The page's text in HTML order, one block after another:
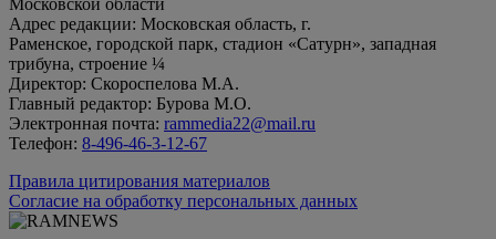
Адрес редакции: Московская область, г.
Раменское, городской парк, стадион «Сатурн», западная
трибуна, строение ¼
Директор: Скороспелова М.А.
Главный редактор: Бурова М.О.
Электронная почта: rammedia22@mail.ru
Телефон: 8-496-46-3-12-67
Правила цитирования материалов
Согласие на обработку персональных данных